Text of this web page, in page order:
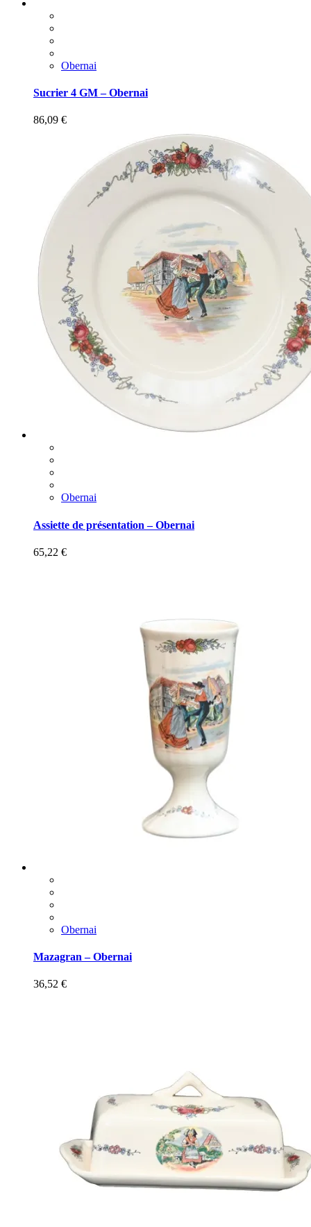
Obernai
Sucrier 4 GM – Obernai
86,09 €
Obernai
Assiette de présentation – Obernai
65,22 €
Obernai
Mazagran – Obernai
36,52 €